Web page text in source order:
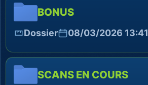
BONUS
Dossier 08/03/2026 13:41
SCANS EN COURS